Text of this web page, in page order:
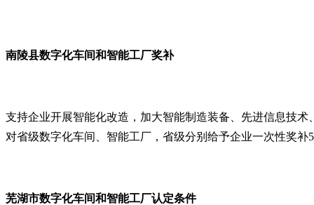
南陵县数字化车间和智能工厂奖补
支持企业开展智能化改造，加大智能制造装备、先进信息技
对省级数字化车间、智能工厂，省级分别给予企业一次性奖补
芜湖市数字化车间和智能工厂认定条件